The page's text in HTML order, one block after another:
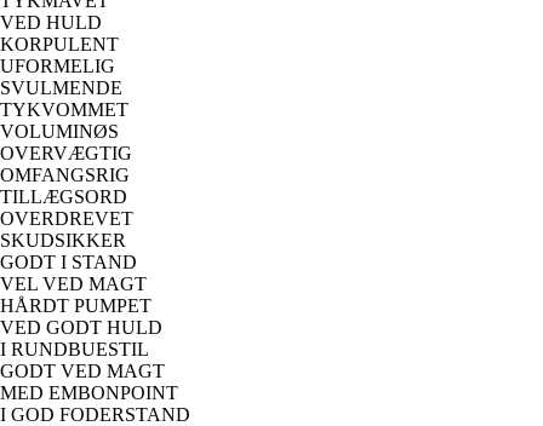
VED HULD
KORPULENT
UFORMELIG
SVULMENDE
TYKVOMMET
VOLUMINØS
OVERVÆGTIG
OMFANGSRIG
TILLÆGSORD
OVERDREVET
SKUDSIKKER
GODT I STAND
VEL VED MAGT
HÅRDT PUMPET
VED GODT HULD
I RUNDBUESTIL
GODT VED MAGT
MED EMBONPOINT
I GOD FODERSTAND